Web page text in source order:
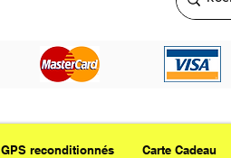
GPS reconditionnés Carte Cadeau